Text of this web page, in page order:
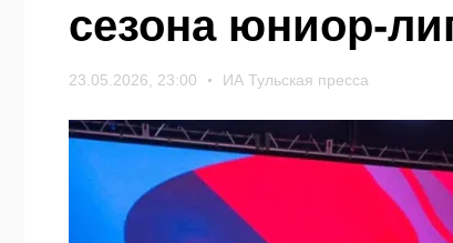
сезона юниор-
23.05.2026, 23:00 ИА Тульская пресса